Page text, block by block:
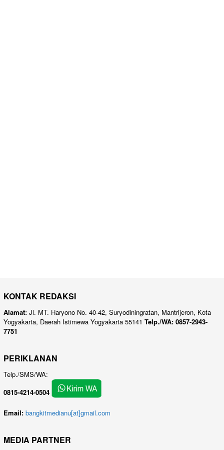
KONTAK REDAKSI
Alamat: Jl. MT. Haryono No. 40-42, Suryodiningratan, Mantrijeron, Kota
Yogyakarta, Daerah Istimewa Yogyakarta 55141 Telp./WA: 0857-2943-
7751
PERIKLANAN
Telp./SMS/WA:
0815-4214-0504
Email: bangkitmedianu[at]gmail.com
MEDIA PARTNER